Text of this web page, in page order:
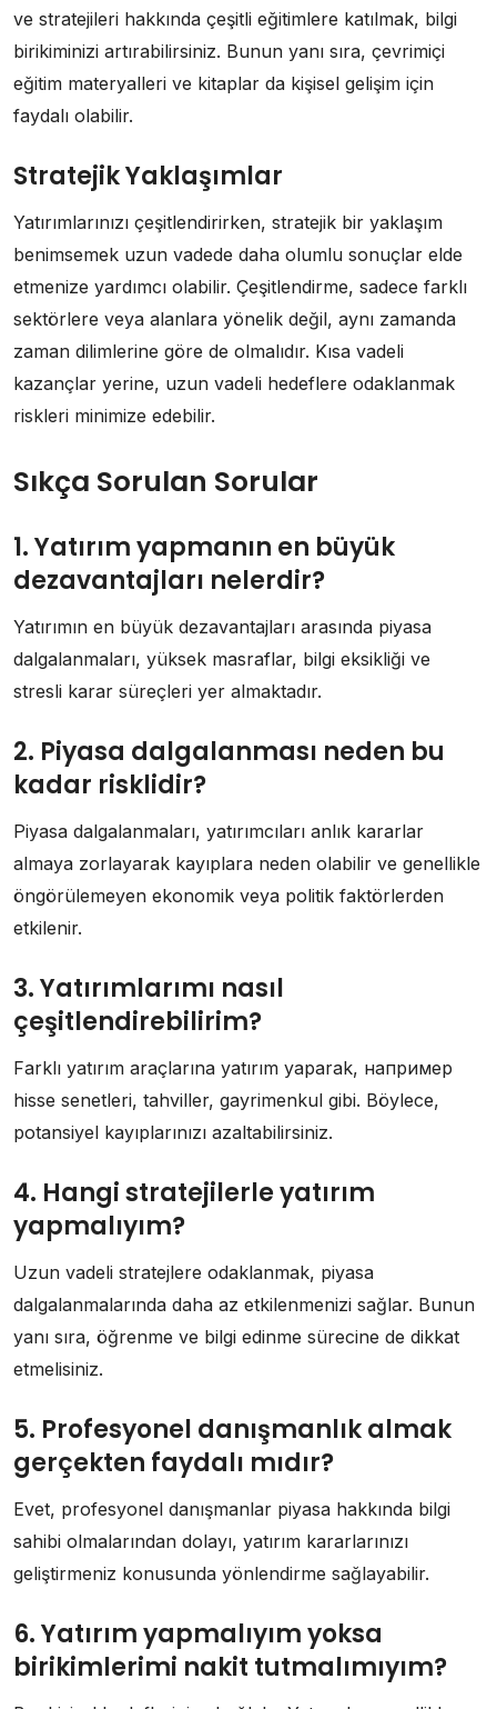
ve stratejileri hakkında çeşitli eğitimlere katılmak, bilgi
birikiminizi artırabilirsiniz. Bunun yanı sıra, çevrimiçi
eğitim materyalleri ve kitaplar da kişisel gelişim için
faydalı olabilir.
Stratejik Yaklaşımlar
Yatırımlarınızı çeşitlendirirken, stratejik bir yaklaşım
benimsemek uzun vadede daha olumlu sonuçlar elde
etmenize yardımcı olabilir. Çeşitlendirme, sadece farklı
sektörlere veya alanlara yönelik değil, aynı zamanda
zaman dilimlerine göre de olmalıdır. Kısa vadeli
kazançlar yerine, uzun vadeli hedeflere odaklanmak
riskleri minimize edebilir.
Sıkça Sorulan Sorular
1. Yatırım yapmanın en büyük
dezavantajları nelerdir?
Yatırımın en büyük dezavantajları arasında piyasa
dalgalanmaları, yüksek masraflar, bilgi eksikliği ve
stresli karar süreçleri yer almaktadır.
2. Piyasa dalgalanması neden bu
kadar risklidir?
Piyasa dalgalanmaları, yatırımcıları anlık kararlar
almaya zorlayarak kayıplara neden olabilir ve genellikle
öngörülemeyen ekonomik veya politik faktörlerden
etkilenir.
3. Yatırımlarımı nasıl
çeşitlendirebilirim?
Farklı yatırım araçlarına yatırım yaparak, например
hisse senetleri, tahviller, gayrimenkul gibi. Böylece,
potansiyel kayıplarınızı azaltabilirsiniz.
4. Hangi stratejilerle yatırım
yapmalıyım?
Uzun vadeli stratejlere odaklanmak, piyasa
dalgalanmalarında daha az etkilenmenizi sağlar. Bunun
yanı sıra, öğrenme ve bilgi edinme sürecine de dikkat
etmelisiniz.
5. Profesyonel danışmanlık almak
gerçekten faydalı mıdır?
Evet, profesyonel danışmanlar piyasa hakkında bilgi
sahibi olmalarından dolayı, yatırım kararlarınızı
geliştirmeniz konusunda yönlendirme sağlayabilir.
6. Yatırım yapmalıyım yoksa
birikimlerimi nakit tutmalımıyım?